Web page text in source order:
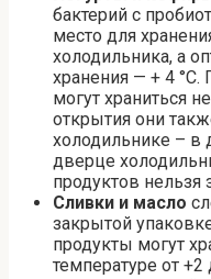
бактерий с
место для
холодильника, а
хранения — + 4 °C.
могут храниться
открытия они
холодильнике – в
дверце
продуктов нельзя
Сливки и масло
закрытой
продукты могут
температуре от